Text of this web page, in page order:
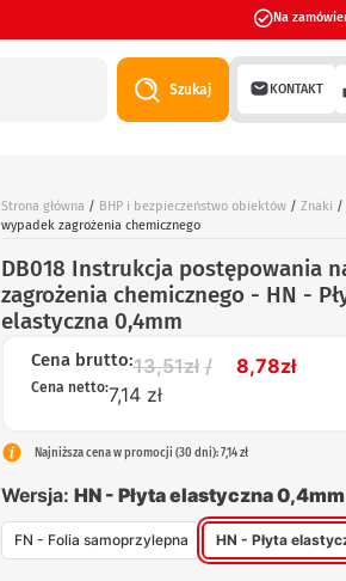
Na
Szukaj KONTAKT
Strona główna/ BHP i bezpieczeństwo obiektów/ Znaki /
wypadek zagrożenia chemicznego
DB018 Instrukcja postępowania
zagrożenia chemicznego - HN -
elastyczna 0,4mm
Cena brutto:13,51zł 8,78zł
Cena netto:7,14 zł
Najniższa cena w promocji (30 dni): 7,14 zł
Wersja: HN - Płyta elastyczna 0,4mm
FN - Folia samoprzylepna HN - Płyta